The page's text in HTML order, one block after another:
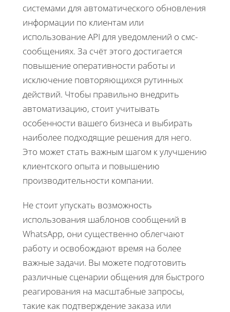
системами для автоматического обновления
информации по клиентам или
использование API для уведомлений о смс-
сообщениях. За счёт этого достигается
повышение оперативности работы и
исключение повторяющихся рутинных
действий. Чтобы правильно внедрить
автоматизацию, стоит учитывать
особенности вашего бизнеса и выбирать
наиболее подходящие решения для него.
Это может стать важным шагом к улучшению
клиентского опыта и повышению
производительности компании.
Не стоит упускать возможность
использования шаблонов сообщений в
WhatsApp, они существенно облегчают
работу и освобождают время на более
важные задачи. Вы можете подготовить
различные сценарии общения для быстрого
реагирования на масштабные запросы,
такие как подтверждение заказа или